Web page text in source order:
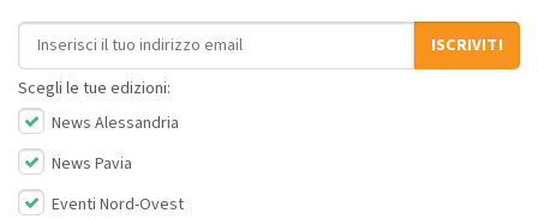
Indirizzo email
ISCRIVITI
Scegli le tue edizioni:
News Alessandria
News Pavia
Eventi Nord-Ovest